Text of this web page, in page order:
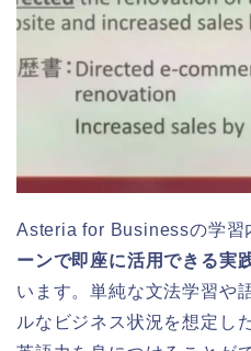
Asteria for Businessの学習
ーンで即座に活用できる実
います。単純な文法学習や
ルなビジネス状況を想定し